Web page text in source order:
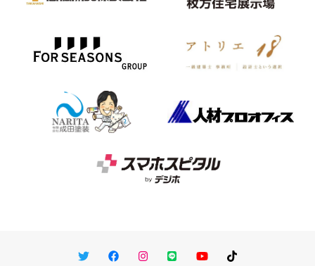
TwitterFacebookInstagram
LINE You TubeTikTok